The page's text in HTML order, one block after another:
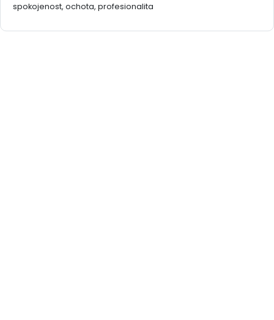
spokojenost, ochota, profesionalita